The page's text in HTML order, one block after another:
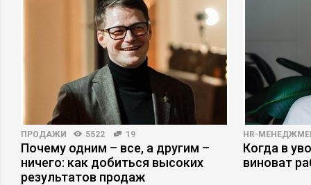
ПРОДАЖИ 5522 19
Почему одним – все, а другим –
ничего: как добиться высоких
результатов продаж
HR-
Когда в
виноват